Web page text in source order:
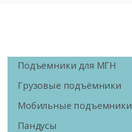
Подъемники для МГН
Грузовые подъёмники
Мобильные подъемники
Пандусы